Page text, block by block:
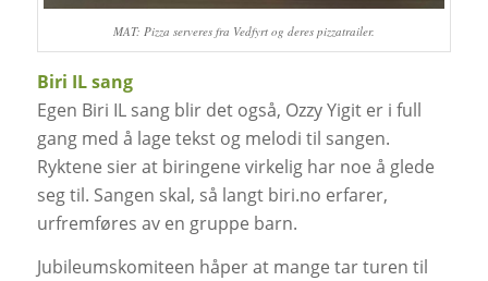
MAT: Pizza serveres fra Vedfyrt og deres pizzatrailer.
Biri IL sang
Egen Biri IL sang blir det også, Ozzy Yigit er i full
gang med å lage tekst og melodi til sangen.
Ryktene sier at biringene virkelig har noe å glede
seg til. Sangen skal, så langt biri.no erfarer,
urfremføres av en gruppe barn.
Jubileumskomiteen håper at mange tar turen til